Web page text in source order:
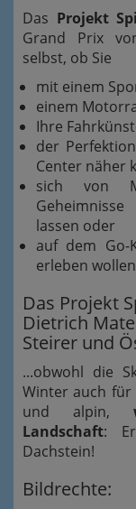
Das Projekt
Grand Prix
selbst, ob Sie
mit einem
einem
Ihre
der
Center näher
sich von
lassen oder
auf dem Go-
erleben
Das Projekt
Dietrich
Steirer und
...obwohl die
Winter auch für
und alpin,
Landschaft:
Dachstein!
Bildrechte: